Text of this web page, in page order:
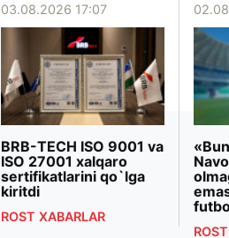
03.08.2026 17:07
BRB-TECH ISO 9001 va
ISO 27001 xalqaro
sertifikatlarini qo`lga
kiritdi
ROST XABARLAR